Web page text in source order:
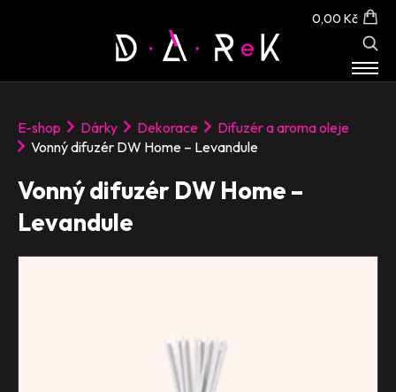
0,00 Kč
O NÁS
E-shop Dárky Dekorace
Difuzér a aroma oleje
Vonný difuzér DW Home – Levandule
Vonný difuzér DW Home –
Levandule